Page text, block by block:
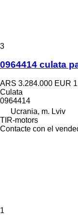
3
0964414 culata
ARS 3.284.000 EUR
Culata
0964414
Ucrania, m. Lviv
TIR-motors
Contacte con el
1